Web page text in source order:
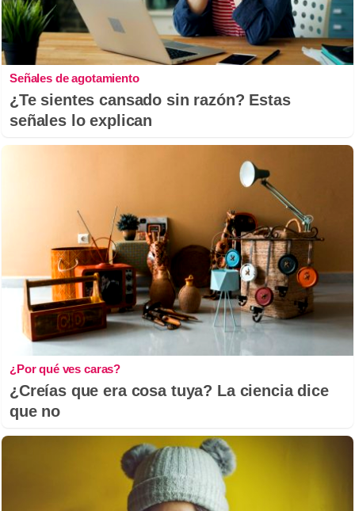
Señales de agotamiento
¿Te sientes cansado sin razón? Estas
señales lo explican
¿Por qué ves caras?
¿Creías que era cosa tuya? La ciencia dice
que no